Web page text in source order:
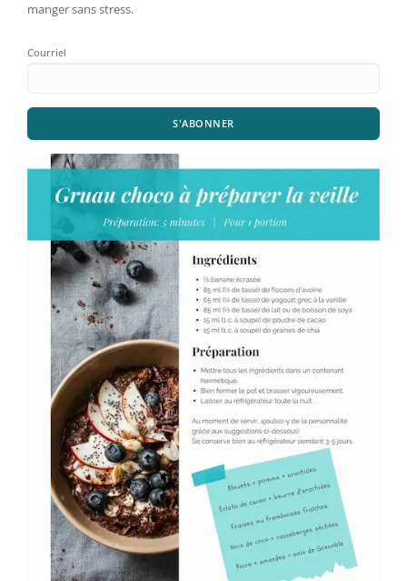
manger sans stress.
Courriel
S'ABONNER